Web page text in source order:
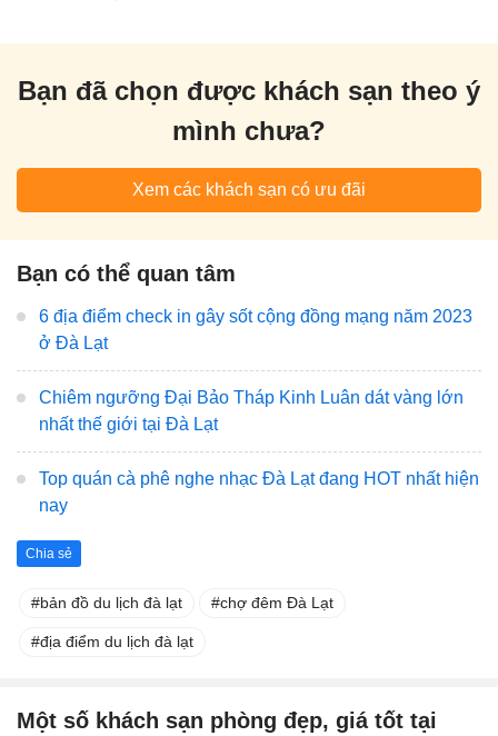
Bạn đã chọn được khách sạn theo ý
mình chưa?
Xem các khách sạn có ưu đãi
Bạn có thể quan tâm
6 địa điểm check in gây sốt cộng đồng mạng năm 2023
ở Đà Lạt
Chiêm ngưỡng Đại Bảo Tháp Kinh Luân dát vàng lớn
nhất thế giới tại Đà Lạt
Top quán cà phê nghe nhạc Đà Lạt đang HOT nhất hiện
nay
Chia sẻ
bản đồ du lịch đà lạt chợ đêm Đà Lạt
địa điểm du lịch đà lạt
Một số khách sạn phòng đẹp, giá tốt tại